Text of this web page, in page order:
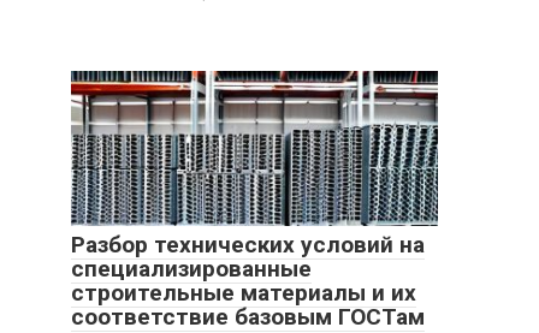
Разбор технических условий на
специализированные
строительные материалы и их
соответствие базовым ГОСТам